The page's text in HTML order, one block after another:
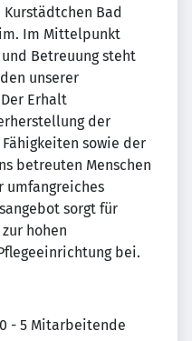
Bad
Im Mittelpunkt
Betreuung steht
unserer
Erhalt
der
sowie der
betreuten Menschen
umfangreiches
sorgt für
hohen
bei.
0 - 5 Mitarbeitende